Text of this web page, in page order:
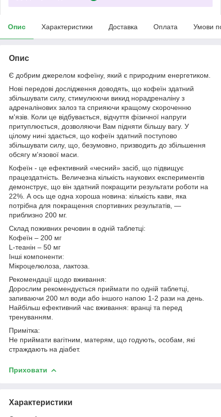
Опис Характеристики Доставка Оплата Умови
Опис
Є добрим джерелом кофеїну, який є природним енергетиком.
Нові передові дослідження доводять, що кофеїн здатний
збільшувати силу, стимулюючи викид норадреналіну з
адреналінових залоз та сприяючи кращому скороченню
м'язів. Коли це відбувається, відчуття фізичної напруги
притуплюється, дозволяючи Вам підняти більшу вагу. У
цілому нині здається, що кофеїн здатний поступово
збільшувати силу, що, безумовно, призводить до збільшення
обсягу м'язової маси.
Кофеїн - це ефективний «чесний» засіб, що підвищує
працездатність. Величезна кількість наукових експериментів
демонструє, що він здатний покращити результати роботи на
22%. А ось ще одна хороша новина: кількість кави, яка
потрібна для покращення спортивних результатів, —
приблизно 200 мг.
Склад поживних речовин в одній таблетці:
Кофеїн – 200 мг
L-теанін – 50 мг
Інші компоненти:
Мікроцелюлоза, лактоза.
Рекомендації щодо вживання:
Дорослим рекомендується приймати по одній таблетці,
запиваючи 200 мл води або іншого напою 1-2 рази на день.
Найбільш ефективний час вживання: вранці та перед
тренуванням.
Примітка:
Не приймати вагітним, матерям, що годують, особам, які
страждають на діабет.
Приховати
Характеристики